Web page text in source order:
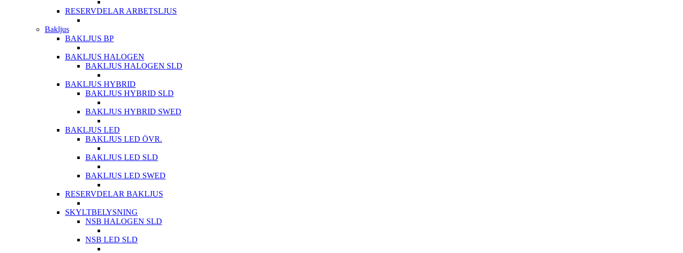
RESERVDELAR ARBETSLJUS
Bakljus
BAKLJUS BP
BAKLJUS HALOGEN
BAKLJUS HALOGEN SLD
BAKLJUS HYBRID
BAKLJUS HYBRID SLD
BAKLJUS HYBRID SWED
BAKLJUS LED
BAKLJUS LED ÖVR.
BAKLJUS LED SLD
BAKLJUS LED SWED
RESERVDELAR BAKLJUS
SKYLTBELYSNING
NSB HALOGEN SLD
NSB LED SLD